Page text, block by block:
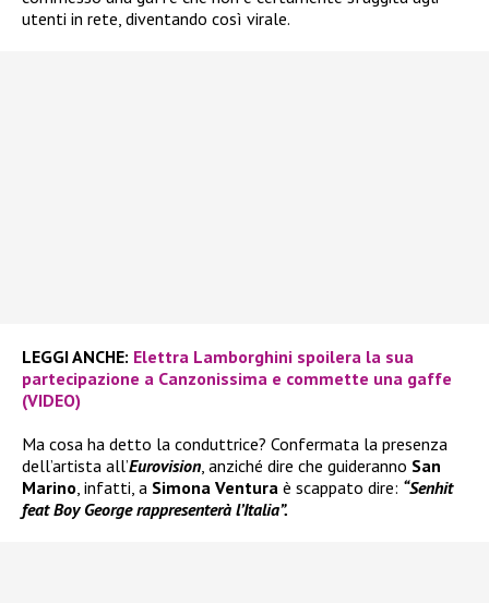
utenti in rete, diventando così virale.
LEGGI ANCHE: Elettra Lamborghini spoilera la sua
partecipazione a Canzonissima e commette una gaffe
(VIDEO)
Ma cosa ha detto la conduttrice? Confermata la presenza
dell’artista all’Eurovision , anziché dire che guideranno San
Marino , infatti, a Simona Ventura è scappato dire: “Senhit
feat Boy George rappresenterà l’Italia”.